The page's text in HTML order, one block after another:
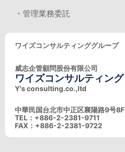
・管理業務委託
ワイズコンサルティンググループ
威志企管顧問股份有限公司
ワイズコンサルティング
Y's consulting.co.,ltd
中華民国台北市中正区襄陽路9号8F
TEL：+886-2-2381-9711
FAX：+886-2-2381-9722